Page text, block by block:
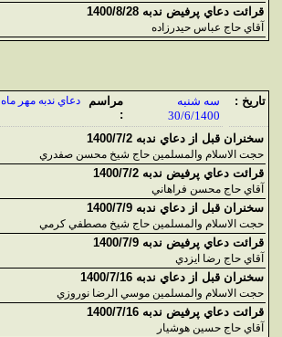
قرائت دعاي پرفيض ندبه 1400/8/28
آقاي حاج عباس حيدرزاده
تاريخ :
سه شنبه
30/6/1400
مراسم
:
دعاي ندبه مهر ماه 1400
سخنران قبل از دعاي ندبه 1400/7/2
حجت الاسلام والمسلمين حاج شيخ محسن صفدري
قرائت دعاي پرفيض ندبه 1400/7/2
آقاي حاج محسن فراهاني
سخنران قبل از دعاي ندبه 1400/7/9
حجت الاسلام والمسلمين حاج شيخ مصطفي کرمي
قرائت دعاي پرفيض ندبه 1400/7/9
آقاي حاج رضا ايزدي
سخنران قبل از دعاي ندبه 1400/7/16
حجت الاسلام والمسلمين موسي الرضا نوروزي
قرائت دعاي پرفيض ندبه 1400/7/16
آقاي حاج حسين هوشيار